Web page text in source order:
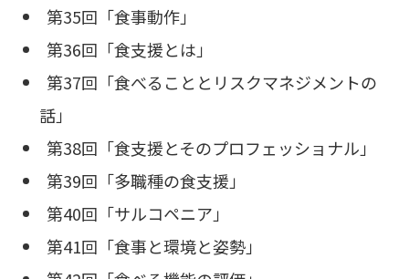
第35回「食事動作」
第36回「食支援とは」
第37回「食べることとリスクマネジメントの
話」
第38回「食支援とそのプロフェッショナル」
第39回「多職種の食支援」
第40回「サルコペニア」
第41回「食事と環境と姿勢」